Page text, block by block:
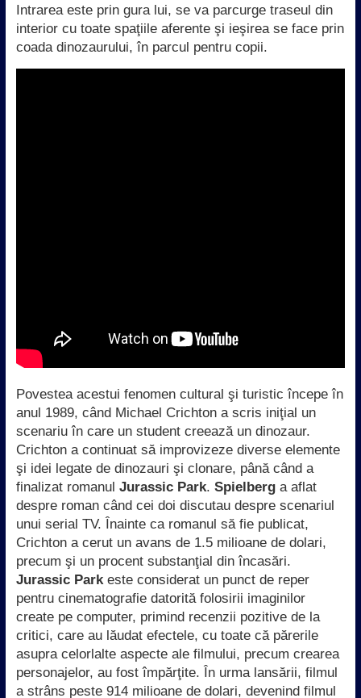
Intrarea este prin gura lui, se va parcurge traseul din
interior cu toate spaţiile aferente şi ieşirea se face prin
coada dinozaurului, în parcul pentru copii.
Povestea acestui fenomen cultural şi turistic începe în
anul 1989, când Michael Crichton a scris iniţial un
scenariu în care un student creează un dinozaur.
Crichton a continuat să improvizeze diverse elemente
şi idei legate de dinozauri şi clonare, până când a
finalizat romanul Jurassic Park. Spielberga aflat
despre roman când cei doi discutau despre scenariul
unui serial TV. Înainte ca romanul să fie publicat,
Crichton a cerut un avans de 1.5 milioane de dolari,
precum şi un procent substanţial din încasări.
Jurassic Parkeste considerat un punct de reper
pentru cinematografie datorită folosirii imaginilor
create pe computer, primind recenzii pozitive de la
critici, care au lăudat efectele, cu toate că părerile
asupra celorlalte aspecte ale filmului, precum crearea
personajelor, au fost împărţite. În urma lansării, filmul
a strâns peste 914 milioane de dolari, devenind filmul